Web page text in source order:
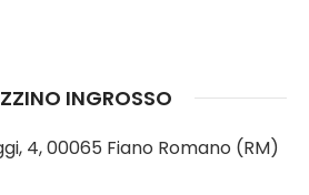
INGROSSO
4, 00065 Fiano Romano (RM)